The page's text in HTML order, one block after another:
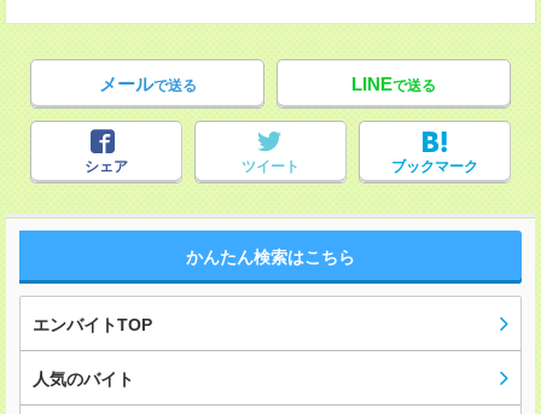
メールで送る LINEで送る
シェア ツイート ブックマーク
かんたん検索はこちら
エンバイトTOP
人気のバイト